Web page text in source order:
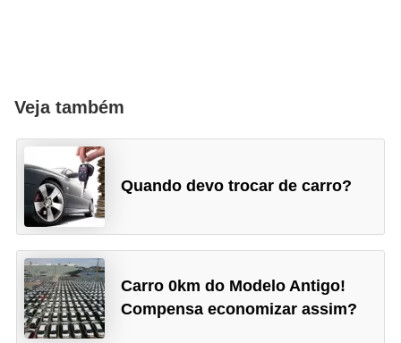
Veja também
Quando devo trocar de carro?
Carro 0km do Modelo Antigo!
Compensa economizar assim?